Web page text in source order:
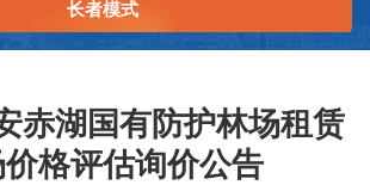
长者模式
赤湖国有防护林场租赁
格评估询价公告